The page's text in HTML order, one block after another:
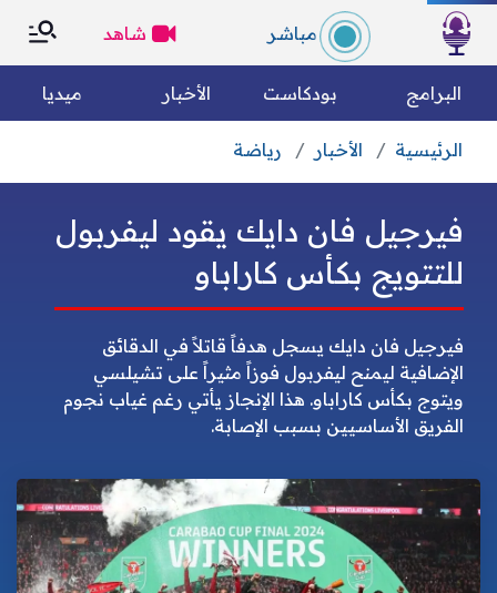
×
التصنيفات
الكل رياضة
متفرقات مقالات رأي
الأخبار العالمية الأخبار الوطنية
مجتمع مدني
تكنولوجيا ترفيه
صحة تحليلات
× الرئسية
من نحن؟
فريق العمل
الميثاق التحريري
إشهار
مباشر شاهد
البرامج بودكاست الأخبار ميديا
الرئيسية الأخبار رياضة
فيرجيل فان دايك يقود ليفربول
للتتويج بكأس كاراباو
فيرجيل فان دايك يسجل هدفاً قاتلاً في الدقائق
الإضافية ليمنح ليفربول فوزاً مثيراً على تشيلسي
ويتوج بكأس كاراباو. هذا الإنجاز يأتي رغم غياب نجوم
الفريق الأساسيين بسبب الإصابة.